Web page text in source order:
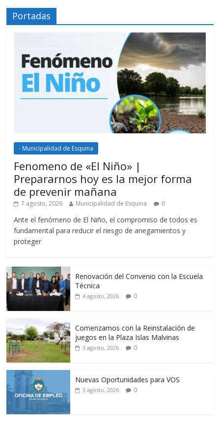
Portadas
- Municipalidad de Esquina
Fenomeno de «El Niño» |
Prepararnos hoy es la mejor forma
de prevenir mañana
7 agosto, 2026 Municipalidad de Esquina 0
Ante el fenómeno de El Niño, el compromiso de todos es
fundamental para reducir el riesgo de anegamientos y
proteger
Renovación del Convenio con la Escuela
Técnica
4 agosto, 2026 0
Comenzamos con la Reinstalación de
juegos en la Plaza Islas Malvinas
3 agosto, 2026 0
Nuevas Oportunidades para VOS
3 agosto, 2026 0